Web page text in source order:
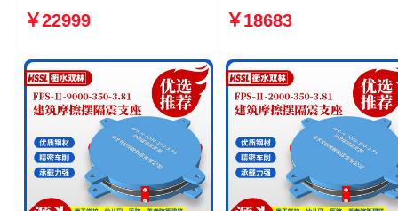
隔振支座厂家
￥22999
厂家 建筑摩擦摆隔震支座
座FPSII-5000-300-3.48厂
￥18683